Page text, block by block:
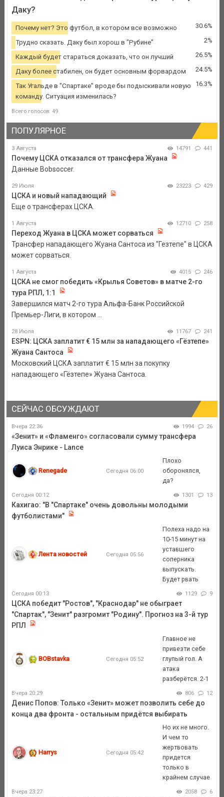
Даку?
Почему нет? Это футбол, в котором все возможно 30.6%
Трудно сказать. Даку был хорош в "Рубине" 2%
Каждый будет стараться доказать, что он лучший 26.5%
Даку более стабилен, он будет основным форвардом 24.5%
Так Угальде в "Спартаке" вроде бы подыскивали новую
команду. Ситуация изменилась?
16.3%
Всего голосов: 49
ПОПУЛЯРНОЕ
3 Августа 14791 441
Почему ЦСКА отказался от трансфера Жуана
Данные Bobsoccer.
29 Июля 23223 429
ЦСКА и новый нападающий
Еще о трансферах ЦСКА.
1 Августа 12710 258
Переход Жуана в ЦСКА может сорваться
Трансфер нападающего Жуана Сантоса из "Гезтепе" в ЦСКА
может сорваться.
1 Августа 4015 246
ЦСКА не смог победить «Крылья Советов» в матче 2-го
тура РПЛ, 1:1
Завершился матч 2-го тура Альфа-Банк Российской
Премьер-Лиги, в котором ...
28 Июля 11767 241
ESPN: ЦСКА заплатит € 15 млн за нападающего «Гёзтепе»
Жуана Сантоса
Московский ЦСКА заплатит € 15 млн за покупку
нападающего «Гёзтепе» Жуана Сантоса.
СЕЙЧАС ОБСУЖДАЮТ
Вчера 22:36 1994 26
«Зенит» и «Фламенго» согласовали сумму трансфера
Луиса Энрике - Lance
Renegade Сегодня 06:00
Плохо
оборонялся,
да?
Сегодня 00:12 1301 13
Кахигао: "В "Спартаке" очень довольны молодыми
футболистами"
Лента новостей Сегодня 05:56
Полеха надо на
10-15 минут на
уставшего
соперника
выпускать.
Будет рвать
Сегодня 00:13 1129 9
ЦСКА победит "Ростов", "Краснодар" не обыграет
"Спартак", "Зенит" разгромит "Родину". Прогноз на 3-й тур
РПЛ
BOBstavka Сегодня 05:52
Главное не
привезти себе
глупый гол. А
атака
разберётся. 2-1
Вчера 20:29 806 12
Денис Попов: Только «Зенит» может позволить себе до
конца два фронта - остальным придётся выбирать
Harrys Сегодня 05:42
Но их не много.
И чем то
жертвовать
придется
только в
крайнем случае
Вчера 23:27 2058 6